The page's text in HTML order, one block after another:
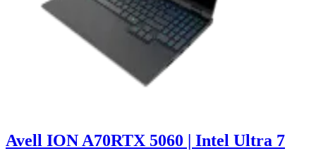
Avell ION A70RTX 5060 | Intel Ultra 7